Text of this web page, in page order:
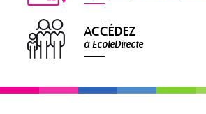
ACCÉDEZ
à EcoleDirecte